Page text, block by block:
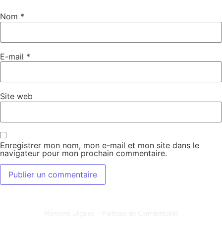
Nom *
E-mail *
Site web
Enregistrer mon nom, mon e-mail et mon site dans le
navigateur pour mon prochain commentaire.